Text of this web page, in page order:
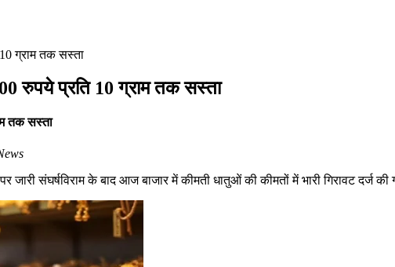
ग्राम तक सस्ता
रुपये प्रति 10 ग्राम तक सस्ता
तक सस्ता
जारी संघर्षविराम के बाद आज बाजार में कीमती धातुओं की कीमतों में भारी गिरावट दर्ज की